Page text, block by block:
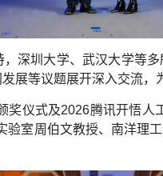
深圳大学、武汉大学等
展等议题展开深入交流，
奖仪式及2026腾讯开悟
验室周伯文教授、南洋理